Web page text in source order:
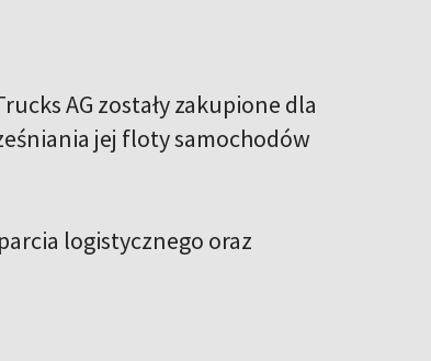
AG zostały zakupione dla
jej floty samochodów
logistycznego oraz